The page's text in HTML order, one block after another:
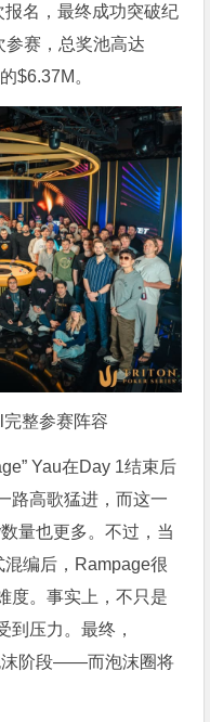
名，最终成功突破纪
赛，总奖池高达
$6.37M。
整参赛阵容
Yau在Day 1结束后
路高歌猛进，而这一
量也更多。不过，当
编后，Rampage很
度。事实上，不只是
到压力。最终，
沫阶段——而泡沫圈将